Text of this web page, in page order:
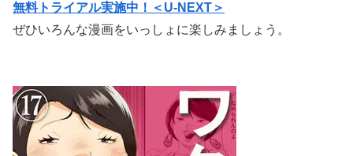
無料トライアル実施中！＜U-NEXT＞
ぜひいろんな漫画をいっしょに楽しみましょう。